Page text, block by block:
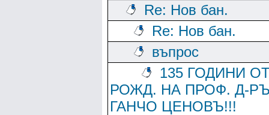
Re: Нов бан.
Re: Нов бан.
въпрос
135 ГОДИНИ
РОЖД. НА ПРОФ. Д-
ГАНЧО ЦЕНОВЪ!!!